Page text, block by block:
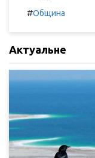
#Община
Актуальне